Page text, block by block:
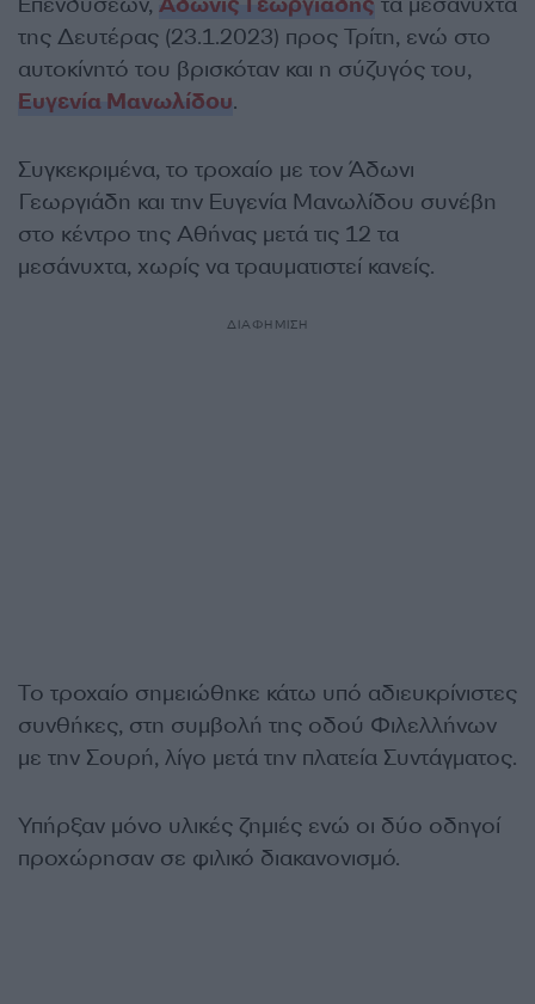
της Δευτέρας (23.1.2023) προς Τρίτη, ενώ στο
αυτοκίνητό του βρισκόταν και η σύζυγός του,
Ευγενία Μανωλίδου.
Συγκεκριμένα, το τροχαίο με τον Άδωνι
Γεωργιάδη και την Ευγενία Μανωλίδου συνέβη
στο κέντρο της Αθήνας μετά τις 12 τα
μεσάνυχτα, χωρίς να τραυματιστεί κανείς.
ΔΙΑΦΗΜΙΣΗ
Το τροχαίο σημειώθηκε κάτω υπό αδιευκρίνιστες
συνθήκες, στη συμβολή της οδού Φιλελλήνων
με την Σουρή, λίγο μετά την πλατεία Συντάγματος.
Υπήρξαν μόνο υλικές ζημιές ενώ οι δύο οδηγοί
προχώρησαν σε φιλικό διακανονισμό.